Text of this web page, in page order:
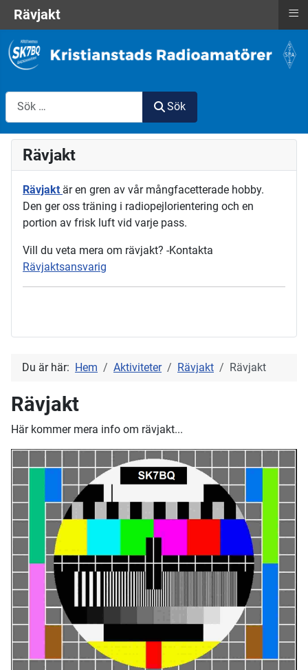
Sök
Sök
Rävjakt
Rävjakt är en gren av vår mångfacetterade hobby.
Den ger oss träning i radiopejlorientering och en
portion av frisk luft vid varje pass.
Vill du veta mera om rävjakt? -Kontakta
Rävjaktsansvarig
Du är här: Hem Aktiviteter Rävjakt Rävjakt
Rävjakt
Här kommer mera info om rävjakt...
Rävjakt ≡